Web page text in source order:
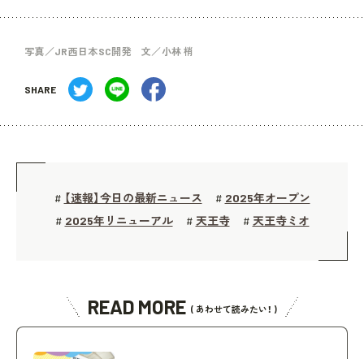
写真／JR西日本SC開発 文／小林 梢
SHARE
# 【速報】今日の最新ニュース # 2025年オープン
# 2025年リニューアル # 天王寺 # 天王寺ミオ
READ MORE ( あわせて読みたい！ )